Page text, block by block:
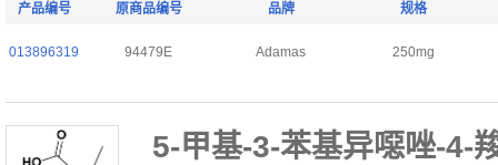
产品编号 原商品编号 品牌 规格
013896319 94479E Adamas 250mg
5-甲基-3-苯基异噁唑-4-